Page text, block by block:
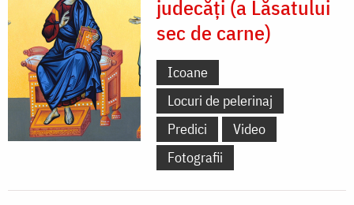
judecăți (a Lăsatului
sec de carne)
Icoane
Locuri de pelerinaj
Predici
Video
Fotografii